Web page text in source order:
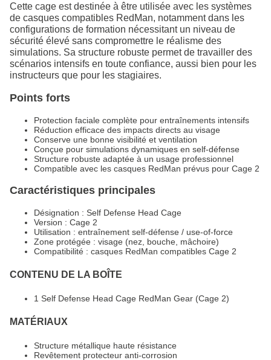
Cette cage est destinée à être utilisée avec les systèmes
de casques compatibles RedMan, notamment dans les
configurations de formation nécessitant un niveau de
sécurité élevé sans compromettre le réalisme des
simulations. Sa structure robuste permet de travailler des
scénarios intensifs en toute confiance, aussi bien pour les
instructeurs que pour les stagiaires.
Points forts
Protection faciale complète pour entraînements intensifs
Réduction efficace des impacts directs au visage
Conserve une bonne visibilité et ventilation
Conçue pour simulations dynamiques en self-défense
Structure robuste adaptée à un usage professionnel
Compatible avec les casques RedMan prévus pour Cage 2
Caractéristiques principales
Désignation : Self Defense Head Cage
Version : Cage 2
Utilisation : entraînement self-défense / use-of-force
Zone protégée : visage (nez, bouche, mâchoire)
Compatibilité : casques RedMan compatibles Cage 2
CONTENU DE LA BOÎTE
1 Self Defense Head Cage RedMan Gear (Cage 2)
MATÉRIAUX
Structure métallique haute résistance
Revêtement protecteur anti-corrosion